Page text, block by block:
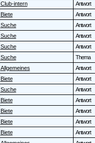
Club-intern Antwort
Biete Antwort
Suche Antwort
Suche Antwort
Suche Antwort
Suche Thema
Allgemeines Antwort
Biete Antwort
Suche Antwort
Biete Antwort
Biete Antwort
Biete Antwort
Biete Antwort